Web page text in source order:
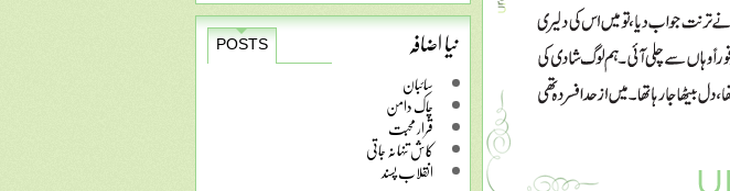
نیا اضافہ
POSTS
سائبان
چاک دامن
قرار محبت
کاش تنہا نہ جاتی
انقلاب پسند